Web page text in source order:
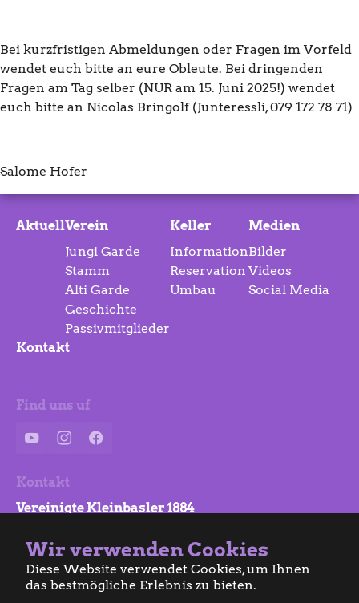
Wir verwenden Cookies
Diese Website verwendet Cookies, um Ihnen
das bestmögliche Erlebnis zu bieten.
Bei kurzfristigen Abmeldungen oder Fragen im Vorfeld
wendet euch bitte an eure Obleute. Bei dringenden
Fragen am Tag selber (NUR am 15. Juni 2025!) wendet
euch bitte an Nicolas Bringolf (Junteressli, 079 172 78 71)
Salome Hofer
AktuellVerein
Jungi Garde
Stamm
Alti Garde
Geschichte
Passivmitglieder
Keller
Information
Reservation
Umbau
Medien
Bilder
Videos
Social Media
Kontakt
Find uns uf
YouTubeInstagramFacebook
Kontakt
Vereinigte Kleinbasler 1884
4058 Basel
info@vkb.ch